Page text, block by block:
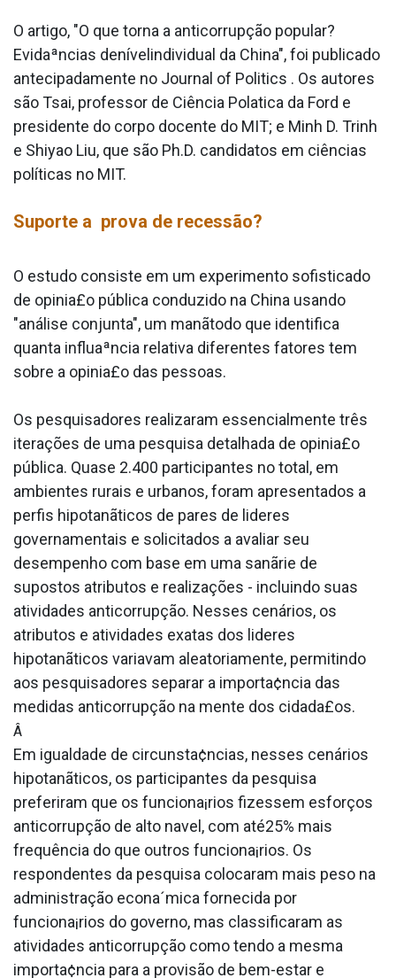
O artigo, "O que torna a anticorrupção popular?
Evidaªncias denívelindividual da China", foi publicado
antecipadamente no Journal of Politics . Os autores
são Tsai, professor de Ciência Pola­tica da Ford e
presidente do corpo docente do MIT; e Minh D. Trinh
e Shiyao Liu, que são Ph.D. candidatos em ciências
políticas no MIT.
Suporte a prova de recessão?
O estudo consiste em um experimento sofisticado
de opinia£o pública conduzido na China usando
"análise conjunta", um manãtodo que identifica
quanta influaªncia relativa diferentes fatores tem
sobre a opinia£o das pessoas.
Os pesquisadores realizaram essencialmente três
iterações de uma pesquisa detalhada de opinia£o
pública. Quase 2.400 participantes no total, em
ambientes rurais e urbanos, foram apresentados a
perfis hipotanãticos de pares de lideres
governamentais e solicitados a avaliar seu
desempenho com base em uma sanãrie de
supostos atributos e realizações - incluindo suas
atividades anticorrupção. Nesses cenários, os
atributos e atividades exatas dos lideres
hipotanãticos variavam aleatoriamente, permitindo
aos pesquisadores separar a importa¢ncia das
medidas anticorrupção na mente dos cidada£os.
Â
Em igualdade de circunsta¢ncias, nesses cenários
hipotanãticos, os participantes da pesquisa
preferiram que os funciona¡rios fizessem esforços
anticorrupção de alto na­vel, com até25% mais
frequência do que outros funciona¡rios. Os
respondentes da pesquisa colocaram mais peso na
administração econa´mica fornecida por
funciona¡rios do governo, mas classificaram as
atividades anticorrupção como tendo a mesma
importa¢ncia para a provisão de bem-estar e